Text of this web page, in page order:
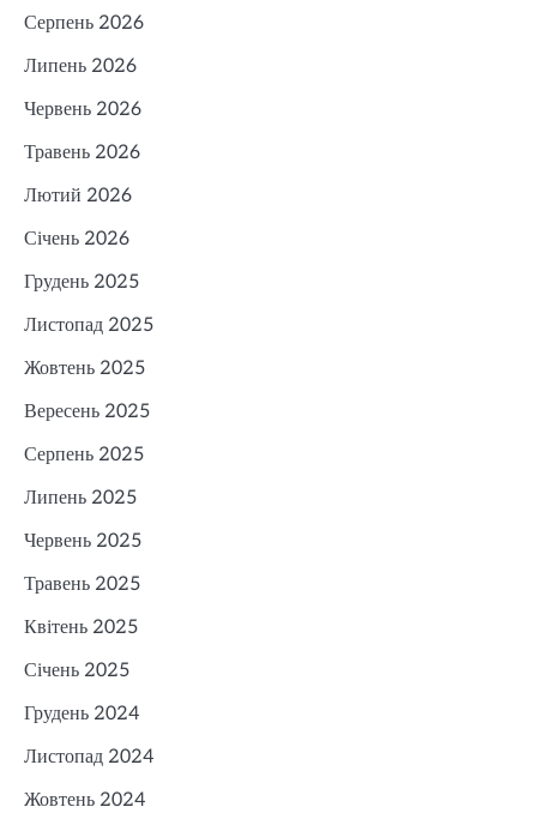
Серпень 2026
Липень 2026
Червень 2026
Травень 2026
Лютий 2026
Січень 2026
Грудень 2025
Листопад 2025
Жовтень 2025
Вересень 2025
Серпень 2025
Липень 2025
Червень 2025
Травень 2025
Квітень 2025
Січень 2025
Грудень 2024
Листопад 2024
Жовтень 2024